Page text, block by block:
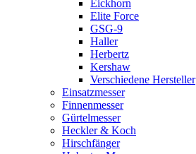
Eickhorn
Elite Force
GSG-9
Haller
Herbertz
Kershaw
Verschiedene Hersteller
Einsatzmesser
Finnenmesser
Gürtelmesser
Heckler & Koch
Hirschfänger